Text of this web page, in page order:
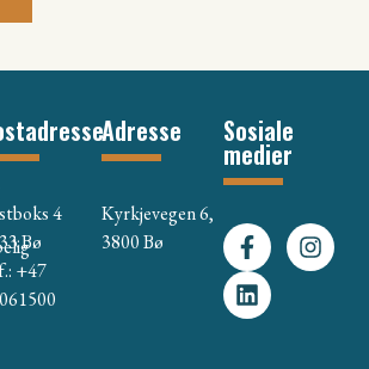
4
Bø
+47
Adresse
Kyrkjevegen 6,
3800 Bø
Sosiale
medier